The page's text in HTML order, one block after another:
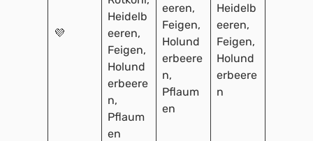
💜
Heidelb
eeren,
Feigen,
Holund
erbeere
n,
Pflaum
en
eeren,
Feigen,
Holund
erbeere
n,
Pflaum
en
Heidelb
eeren,
Feigen,
Holund
erbeere
n